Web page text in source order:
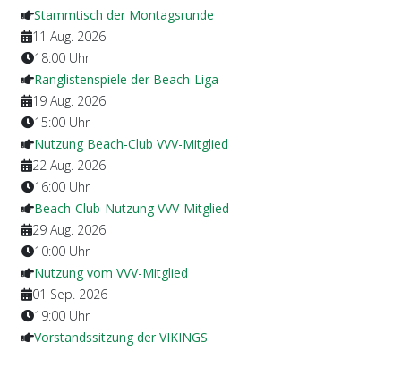
Stammtisch der Montagsrunde
11 Aug. 2026
18:00 Uhr
Ranglistenspiele der Beach-Liga
19 Aug. 2026
15:00 Uhr
Nutzung Beach-Club VVV-Mitglied
22 Aug. 2026
16:00 Uhr
Beach-Club-Nutzung VVV-Mitglied
29 Aug. 2026
10:00 Uhr
Nutzung vom VVV-Mitglied
01 Sep. 2026
19:00 Uhr
Vorstandssitzung der VIKINGS